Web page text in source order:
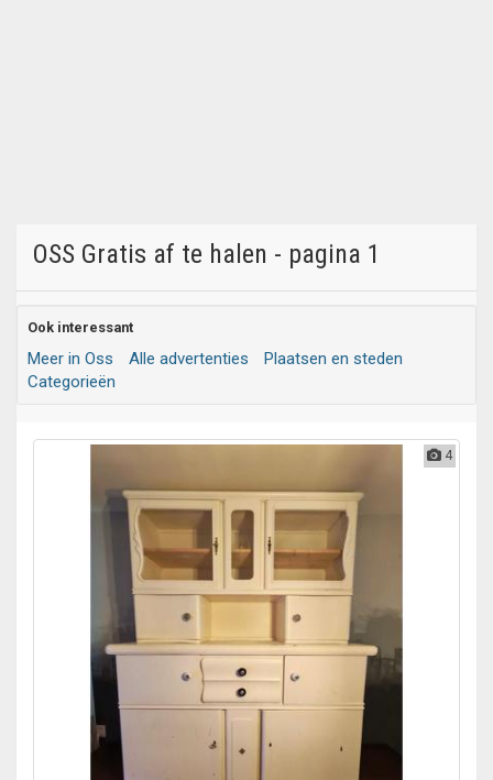
OSS Gratis af te halen - pagina 1
Ook interessant
Meer in Oss Alle advertenties
Plaatsen en steden
Categorieën
4